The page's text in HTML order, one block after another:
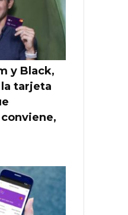
y Black,
tarjeta